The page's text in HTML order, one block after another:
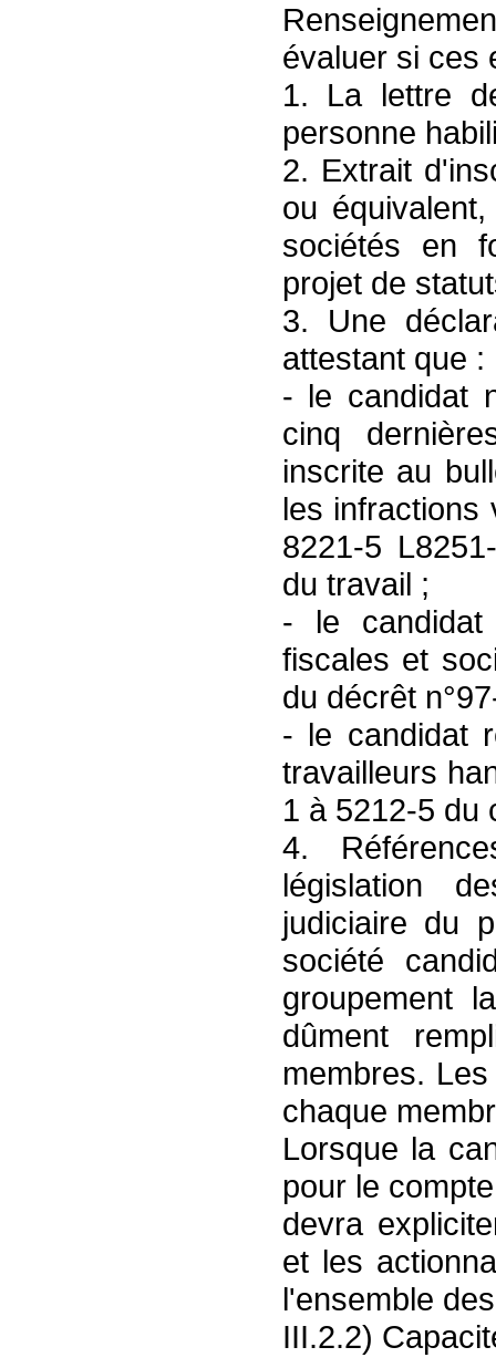
évaluer si ces
1. La lettre
personne
2. Extrait
ou
sociétés en
projet de
3. Une
attestant que :
- le candidat
cinq
inscrite au
les infractions
8221-5
du travail ;
- le
fiscales et
du décrêt
- le candidat
travailleurs
1 à 5212-5 du
4.
législation
judiciaire du
société
groupement
dûment
membres.
chaque
Lorsque la
pour le
devra
et les
l'ensemble
III.2.2)